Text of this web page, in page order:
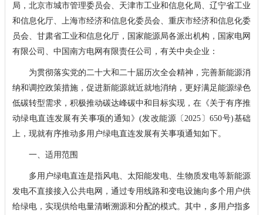
局，北京市城市管理委员会、天津市工业和信息化局、辽宁省工业
和信息化厅、上海市经济和信息化委员会、重庆市经济和信息化委
员会、甘肃省工业和信息化厅，国家能源局各派出机构，国家电网
有限公司、中国南方电网有限责任公司，有关中央企业：
为贯彻落实党的二十大和二十届历次全会精神，完善新能源消
纳和调控政策措施，促进新能源就近就地消纳，更好满足能源绿色
低碳转型需求，积极推动碳达峰碳中和目标实现，在《关于有序推
动绿电直连发展有关事项的通知》(发改能源〔2025〕650号)基础
上，现就有序推动多用户绿电直连发展有关事项通知如下。
一、适用范围
多用户绿电直连是指风电、太阳能发电、生物质发电等新能源
发电不直接接入公共电网，通过专用线路和变电设施向多个用户供
给绿电，实现供给电量清晰溯源和分配的模式。其中，多用户指多